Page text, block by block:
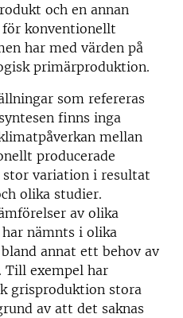
och en annan
för konventionellt
har med värden på
primärproduktion.
som refereras
finns inga
mellan
producerade
stor variation i resultat
olika studier.
av olika
nämnts i olika
annat ett behov av
Till exempel har
grisproduktion stora
av att det saknas